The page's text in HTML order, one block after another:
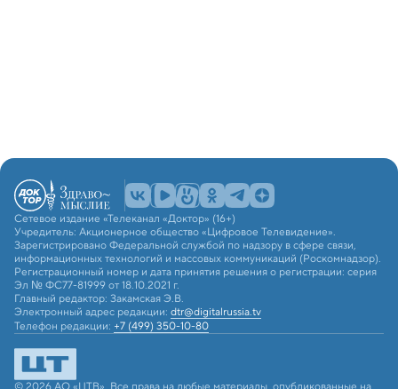
Сетевое издание «Телеканал «Доктор» (16+)
Учредитель: Акционерное общество «Цифровое Телевидение».
Зарегистрировано Федеральной службой по надзору в сфере связи,
информационных технологий и массовых коммуникаций (Роскомнадзор).
Регистрационный номер и дата принятия решения о регистрации: серия
Эл № ФС77-81999 от 18.10.2021 г.
Главный редактор: Закамская Э.В.
Электронный адрес редакции: dtr@digitalrussia.tv
Телефон редакции: +7 (499) 350-10-80
© 2026 АО «ЦТВ». Все права на любые материалы, опубликованные на